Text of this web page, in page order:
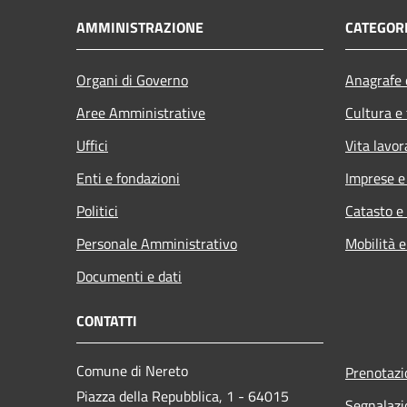
AMMINISTRAZIONE
Organi di Governo
Aree Amministrative
Uffici
Enti e fondazioni
Politici
Personale Amministrativo
Documenti e dati
Cultura
Vita
Imprese
Catasto
Mobilità
CONTATTI
Comune di Nereto
Piazza della Repubblica, 1 - 64015